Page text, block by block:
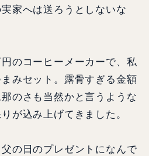
家へは送ろうとしないな
のコーヒーメーカーで、私
みセット。露骨すぎる金額
のさも当然かと言うような
が込み上げてきました。
の日のプレゼントになんで